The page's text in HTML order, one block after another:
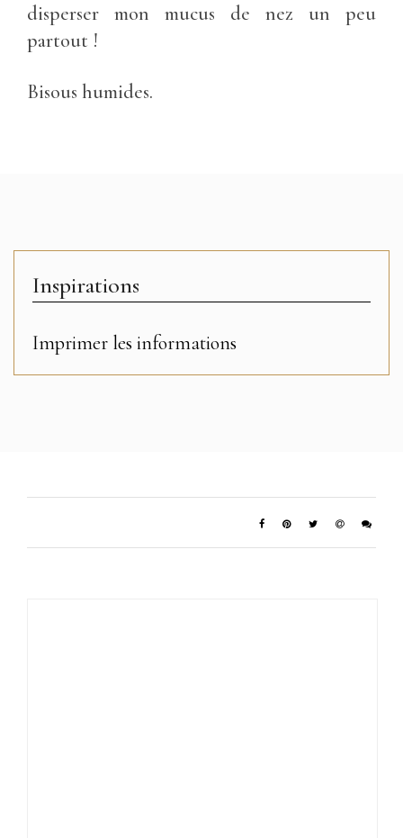
disperser mon mucus de nez un peu
partout !
Bisous humides.
Inspirations
Imprimer les informations